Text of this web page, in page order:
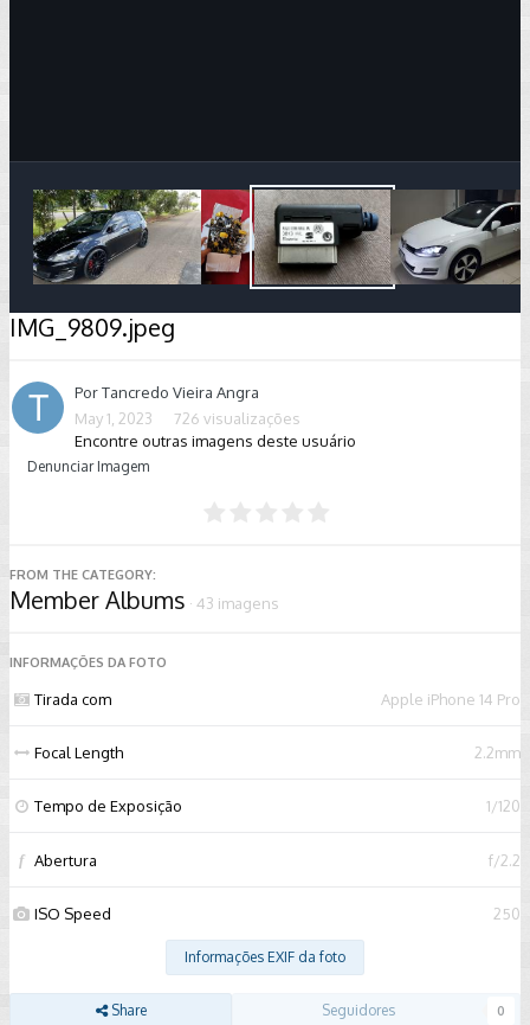
IMG_9809.jpeg
PorTancredo Vieira Angra
May 1, 2023
726 visualizações
Encontre outras imagens deste usuário
Denunciar Imagem
FROM THE CATEGORY:
Member Albums · 43 imagens
INFORMAÇÕES DA FOTO
Tirada com Apple iPhone 14 Pro
Focal Length 2.2mm
Tempo de Exposição 1/120
f Abertura f/2.2
ISO Speed 250
Informações EXIF da foto
Share Seguidores 0